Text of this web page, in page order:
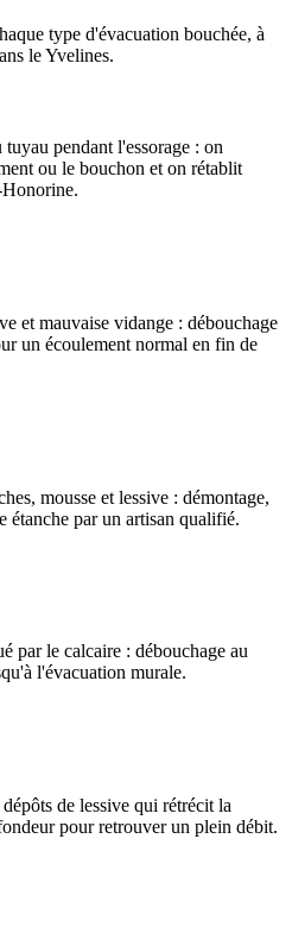
type d'évacuation bouchée, à
le Yvelines.
pendant l'essorage : on
ou le bouchon et on rétablit
et mauvaise vidange : débouchage
un écoulement normal en fin de
mousse et lessive : démontage,
étanche par un artisan qualifié.
par le calcaire : débouchage au
l'évacuation murale.
de lessive qui rétrécit la
pour retrouver un plein débit.